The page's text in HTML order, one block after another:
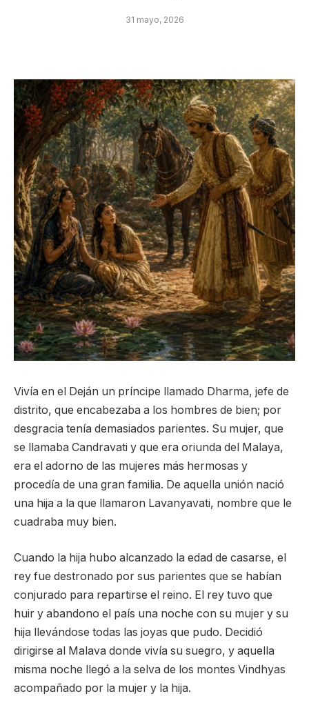
31 mayo, 2026
Vivía en el Deján un príncipe llamado Dharma, jefe de
distrito, que encabezaba a los hombres de bien; por
desgracia tenía demasiados parientes. Su mujer, que
se llamaba Candravati y que era oriunda del Malaya,
era el adorno de las mujeres más hermosas y
procedía de una gran familia. De aquella unión nació
una hija a la que llamaron Lavanyavati, nombre que le
cuadraba muy bien.
Cuando la hija hubo alcanzado la edad de casarse, el
rey fue destronado por sus parientes que se habían
conjurado para repartirse el reino. El rey tuvo que
huir y abandono el país una noche con su mujer y su
hija llevándose todas las joyas que pudo. Decidió
dirigirse al Malava donde vivía su suegro, y aquella
misma noche llegó a la selva de los montes Vindhyas
acompañado por la mujer y la hija.